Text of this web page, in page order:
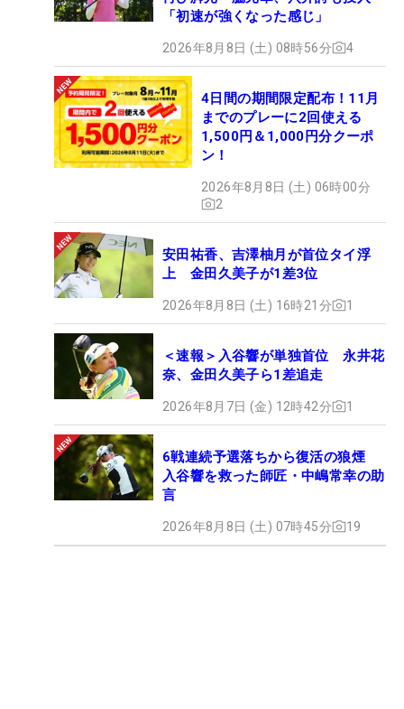
「初速が強くなった感じ」
2026年8月8日 (土) 08時56分 4
4日間の期間限定配布！11月
までのプレーに2回使える
1,500円＆1,000円分クーポ
ン！
2026年8月8日 (土) 06時00分
2
安田祐香、吉澤柚月が首位タイ浮
上 金田久美子が1差3位
2026年8月8日 (土) 16時21分 1
＜速報＞入谷響が単独首位 永井花
奈、金田久美子ら1差追走
2026年8月7日 (金) 12時42分 1
6戦連続予選落ちから復活の狼煙
入谷響を救った師匠・中嶋常幸の助
言
2026年8月8日 (土) 07時45分 19